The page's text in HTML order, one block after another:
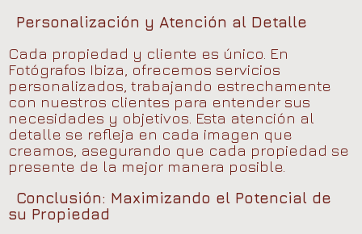
Personalización y Atención al Detalle
Cada propiedad y cliente es único. En
Fotógrafos Ibiza, ofrecemos servicios
personalizados, trabajando estrechamente
con nuestros clientes para entender sus
necesidades y objetivos. Esta atención al
detalle se refleja en cada imagen que
creamos, asegurando que cada propiedad se
presente de la mejor manera posible.
Conclusión: Maximizando el Potencial de
su Propiedad